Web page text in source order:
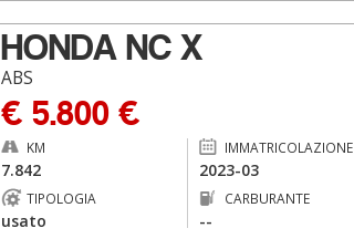
HONDA NC X
ABS
€ 5.800 €
KM
7.842
IMMATRICOLAZIONE
2023-03
TIPOLOGIA
usato
CARBURANTE
--